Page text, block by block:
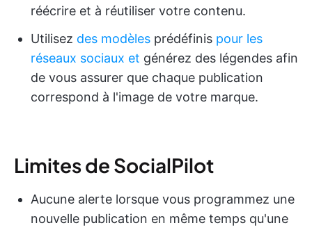
réécrire et à réutiliser votre contenu.
Utilisez des modèles prédéfinis pour les
réseaux sociaux et générez des légendes afin
de vous assurer que chaque publication
correspond à l'image de votre marque.
Limites de SocialPilot
Aucune alerte lorsque vous programmez une
nouvelle publication en même temps qu'une